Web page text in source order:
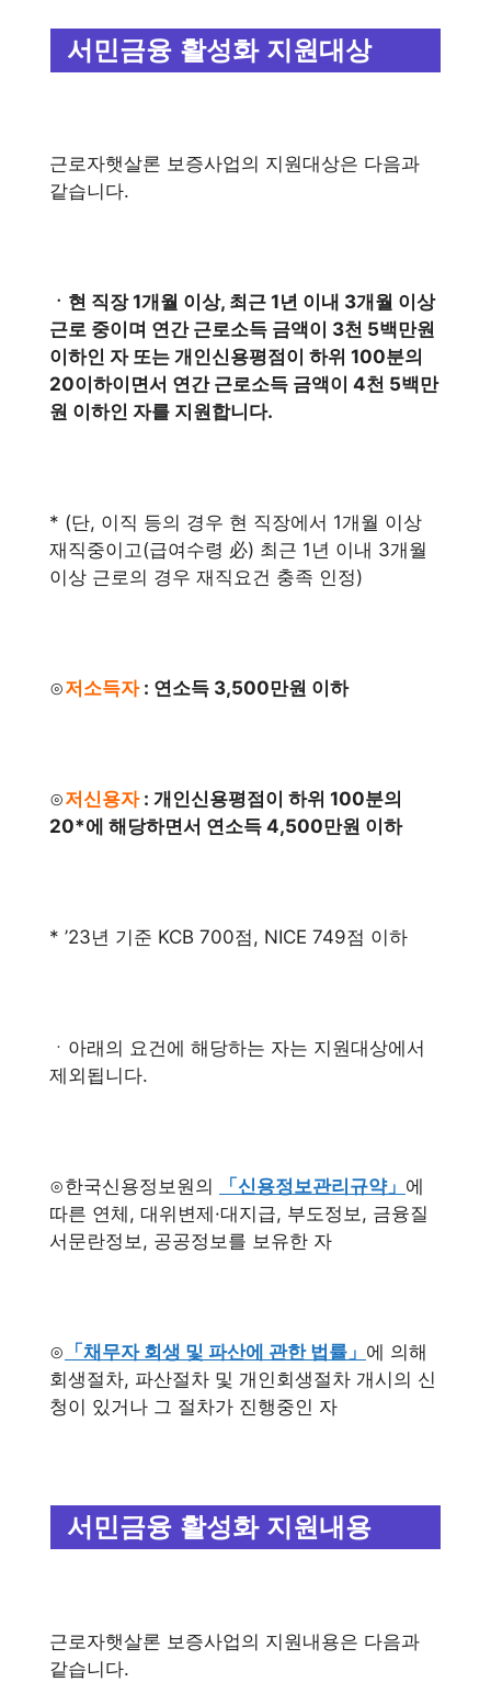
서민금융 활성화 지원대상
근로자햇살론 보증사업의 지원대상은 다음과
같습니다.
ㆍ현 직장 1개월 이상, 최근 1년 이내 3개월 이상
근로 중이며 연간 근로소득 금액이 3천 5백만원
이하인 자 또는 개인신용평점이 하위 100분의
20이하이면서 연간 근로소득 금액이 4천 5백만
원 이하인 자를 지원합니다.
* (단, 이직 등의 경우 현 직장에서 1개월 이상
재직중이고(급여수령 必) 최근 1년 이내 3개월
이상 근로의 경우 재직요건 충족 인정)
⊙저소득자: 연소득 3,500만원 이하
⊙저신용자: 개인신용평점이 하위 100분의
20*에 해당하면서 연소득 4,500만원 이하
* ’23년 기준 KCB 700점, NICE 749점 이하
ㆍ아래의 요건에 해당하는 자는 지원대상에서
제외됩니다.
⊙한국신용정보원의 「신용정보관리규약」 에
따른 연체, 대위변제·대지급, 부도정보, 금융질
서문란정보, 공공정보를 보유한 자
⊙ 「채무자 회생 및 파산에 관한 법률」 에 의해
회생절차, 파산절차 및 개인회생절차 개시의 신
청이 있거나 그 절차가 진행중인 자
서민금융 활성화 지원내용
근로자햇살론 보증사업의 지원내용은 다음과
같습니다.